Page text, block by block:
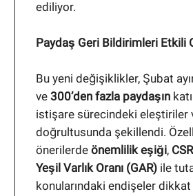
ediliyor.
Paydaş Geri Bildirimleri Etkili
Bu yeni değişiklikler, Şubat
ve 300’den fazla paydaşın
istişare sürecindeki eleştiriler
doğrultusunda şekillendi.
önerilerde önemlilik eşiği,
Yeşil Varlık Oranı (GAR) ile
konularındaki endişeler